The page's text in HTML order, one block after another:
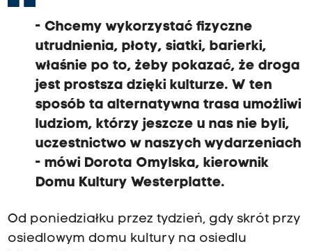
- Chcemy wykorzystać fizyczne
utrudnienia, płoty, siatki, barierki,
właśnie po to, żeby pokazać, że droga
jest prostsza dzięki kulturze. W ten
sposób ta alternatywna trasa umożliwi
ludziom, którzy jeszcze u nas nie byli,
uczestnictwo w naszych wydarzeniach
- mówi Dorota Omylska, kierownik
Domu Kultury Westerplatte.
Od poniedziałku przez tydzień, gdy skrót przy
osiedlowym domu kultury na osiedlu